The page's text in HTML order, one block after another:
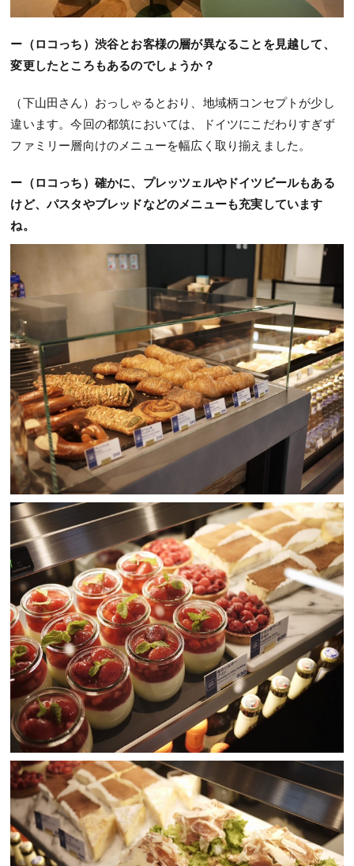
ー（ロコっち）渋谷とお客様の層が異なることを見越して、
変更したところもあるのでしょうか？
（下山田さん）おっしゃるとおり、地域柄コンセプトが少し
違います。今回の都筑においては、ドイツにこだわりすぎず
ファミリー層向けのメニューを幅広く取り揃えました。
ー（ロコっち）確かに、プレッツェルやドイツビールもある
けど、パスタやブレッドなどのメニューも充実しています
ね。